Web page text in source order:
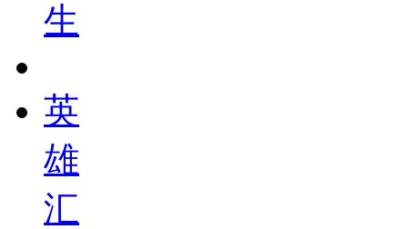
生
英
雄
汇